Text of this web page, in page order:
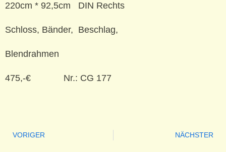
220cm * 92,5cm DIN Rechts
Schloss, Bänder, Beschlag,
Blendrahmen
475,-€ Nr.: CG 177
VORIGER NÄCHSTER